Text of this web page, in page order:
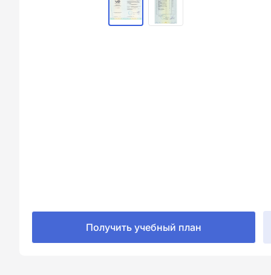
Получить учебный план